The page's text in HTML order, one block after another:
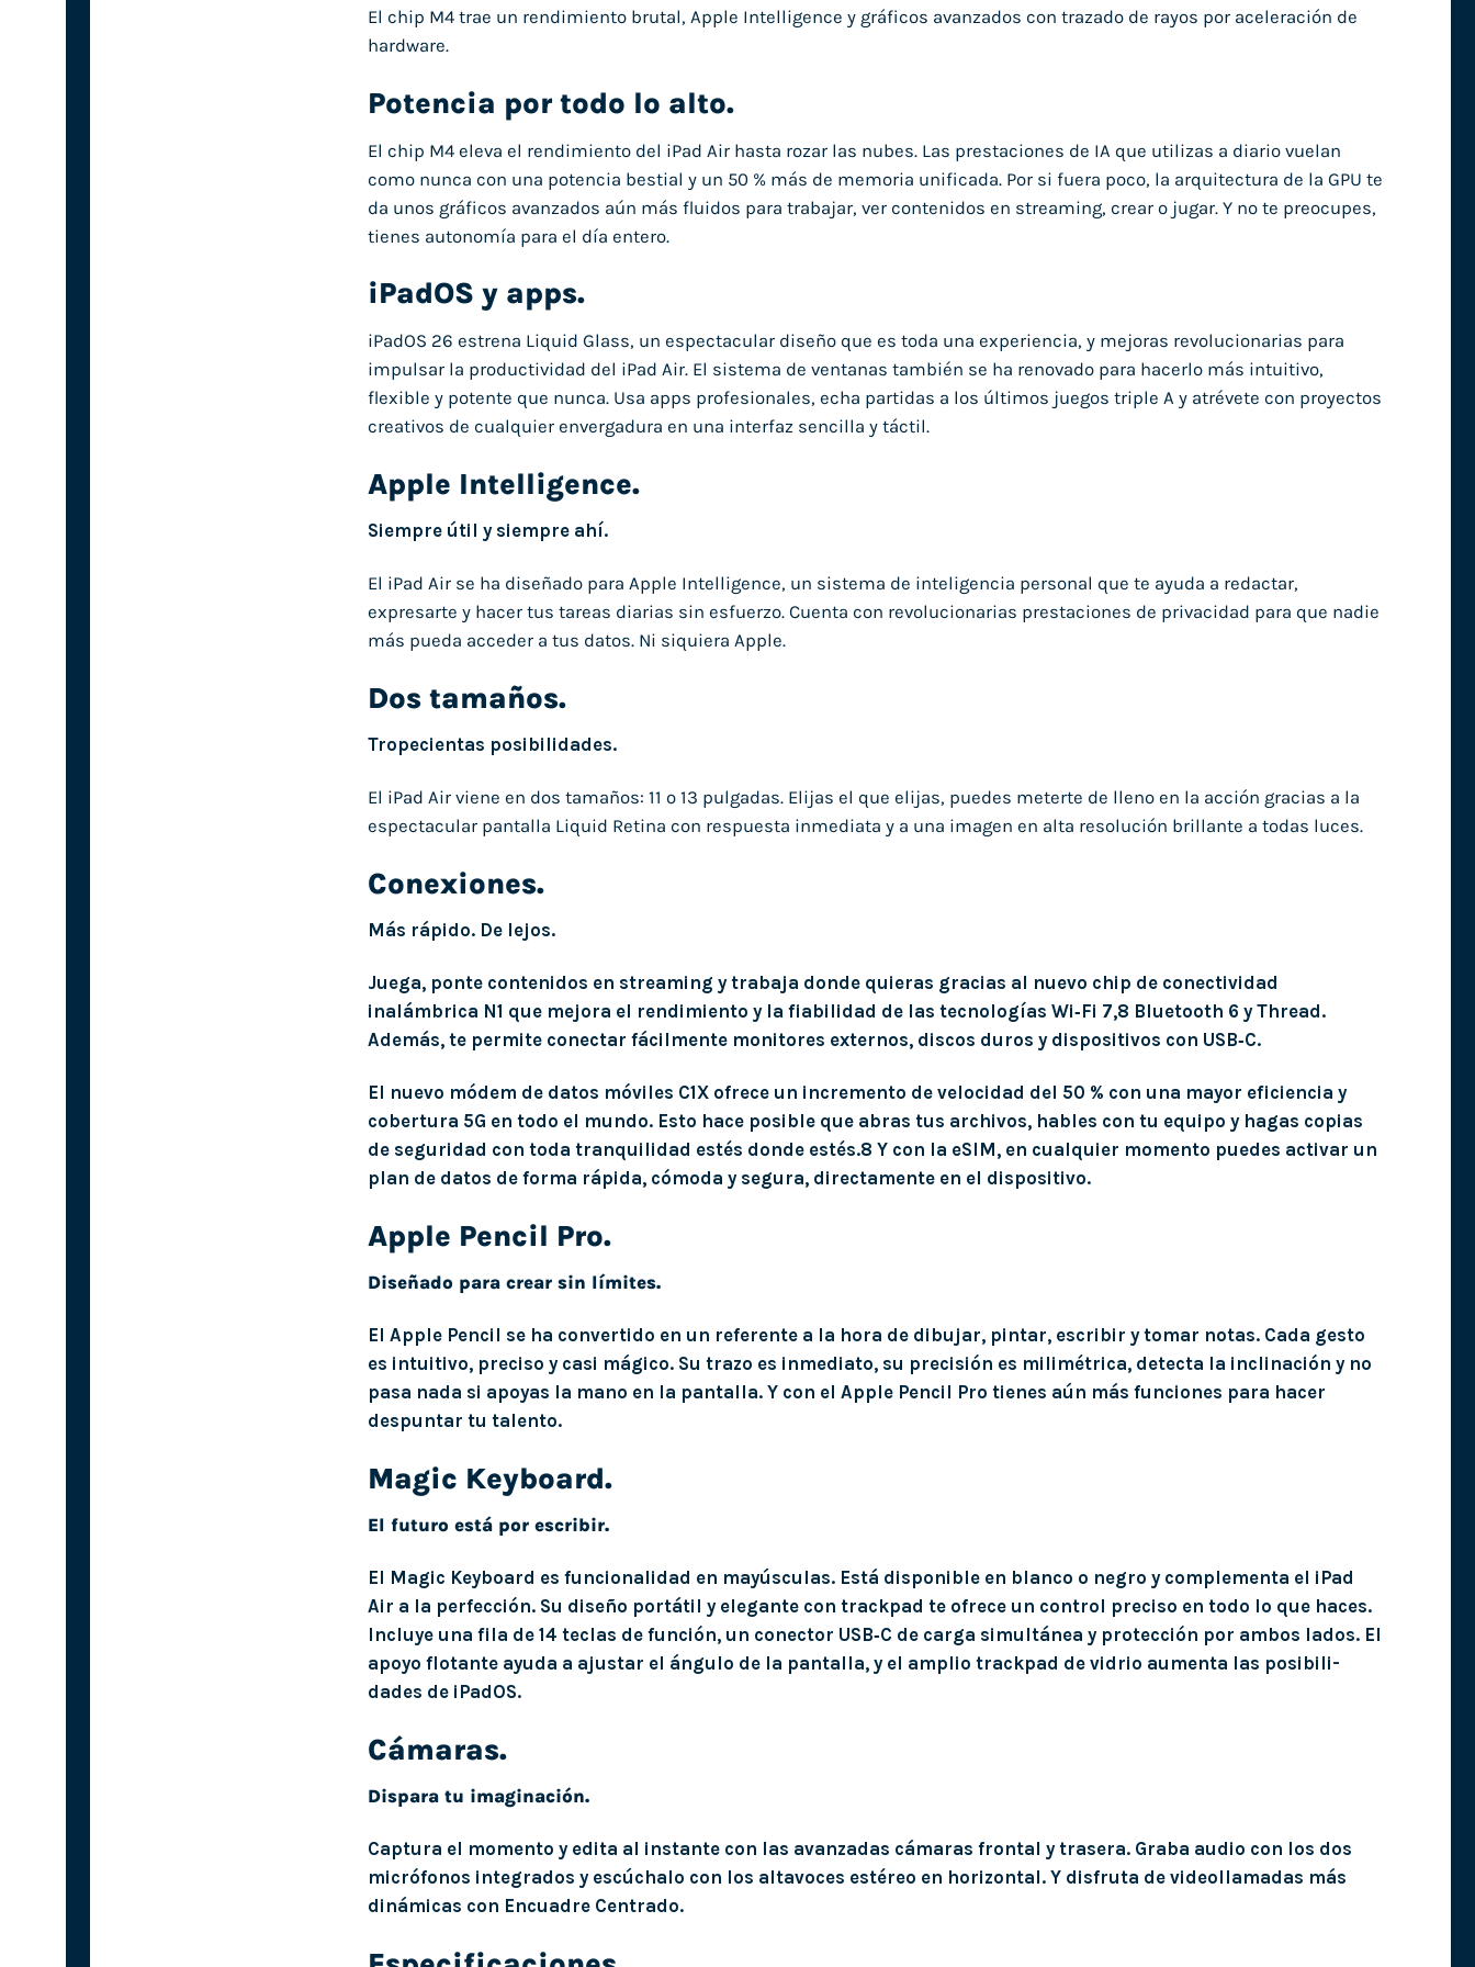
El chip M4 trae un rendimiento brutal, Apple Intelligence y gráficos avanzados con trazado de rayos por aceleración de
hardware.
Potencia por todo lo alto.
El chip M4 eleva el rendimiento del iPad Air hasta rozar las nubes. Las prestaciones de IA que utilizas a diario vuelan
como nunca con una potencia bestial y un 50 % más de memoria unificada. Por si fuera poco, la arquitectura de la GPU te
da unos gráficos avanzados aún más fluidos para trabajar, ver contenidos en streaming, crear o jugar. Y no te preocupes,
tienes autonomía para el día entero.
iPadOS y apps.
iPadOS 26 estrena Liquid Glass, un espectacular diseño que es toda una experiencia, y mejoras revolucionarias para
impulsar la productividad del iPad Air. El sistema de ventanas también se ha renovado para hacerlo más intuitivo,
flexible y potente que nunca. Usa apps profesionales, echa partidas a los últimos juegos triple A y atrévete con proyectos
creativos de cualquier envergadura en una interfaz sencilla y táctil.
Apple Intelligence.
Siempre útil y siempre ahí.
El iPad Air se ha diseñado para Apple Intelligence, un sistema de inteligencia personal que te ayuda a redactar,
expresarte y hacer tus tareas diarias sin esfuerzo. Cuenta con revolucionarias prestaciones de privacidad para que nadie
más pueda acceder a tus datos. Ni siquiera Apple.
Dos tamaños.
Tropecientas posibili­dades.
El iPad Air viene en dos tamaños: 11 o 13 pulgadas. Elijas el que elijas, puedes meterte de lleno en la acción gracias a la
espectacular pantalla Liquid Retina con respuesta inmediata y a una imagen en alta resolución brillante a todas luces.
Conexiones.
Más rápido. De lejos.
Juega, ponte contenidos en streaming y trabaja donde quieras gracias al nuevo chip de conectividad
inalámbrica N1 que mejora el rendi­miento y la fiabilidad de las tecnologías Wi‑Fi 7,8 Bluetooth 6 y Thread.
Además, te permite conectar fácilmente monitores externos, discos duros y dispositivos con USB‑C.
El nuevo módem de datos móviles C1X ofrece un incremento de velocidad del 50 % con una mayor eficiencia y
cobertura 5G en todo el mundo. Esto hace posible que abras tus archivos, hables con tu equipo y hagas copias
de seguridad con toda tranquilidad estés donde estés.8 Y con la eSIM, en cualquier momento puedes activar un
plan de datos de forma rápida, cómoda y segura, directamente en el dispositivo.
Apple Pencil Pro.
Diseñado para crear sin límites.
El Apple Pencil se ha convertido en un referente a la hora de dibujar, pintar, escribir y tomar notas. Cada gesto
es intuitivo, preciso y casi mágico. Su trazo es inmediato, su precisión es milimétrica, detecta la inclinación y no
pasa nada si apoyas la mano en la pantalla. Y con el Apple Pencil Pro tienes aún más funciones para hacer
despuntar tu talento.
Magic Keyboard.
El futuro está por escribir.
El Magic Keyboard es funcionalidad en mayúsculas. Está disponible en blanco o negro y complementa el iPad
Air a la perfección. Su diseño portátil y elegante con trackpad te ofrece un control preciso en todo lo que haces.
Incluye una fila de 14 teclas de función, un conector USB‑C de carga simultánea y protección por ambos lados. El
apoyo flotante ayuda a ajustar el ángulo de la pantalla, y el amplio trackpad de vidrio aumenta las posibili­
dades de iPadOS.
Cámaras.
Dispara tu imaginación.
Captura el momento y edita al instante con las avanzadas cámaras frontal y trasera. Graba audio con los dos
micrófonos integrados y escúchalo con los altavoces estéreo en horizontal. Y disfruta de videollamadas más
dinámicas con Encuadre Centrado.